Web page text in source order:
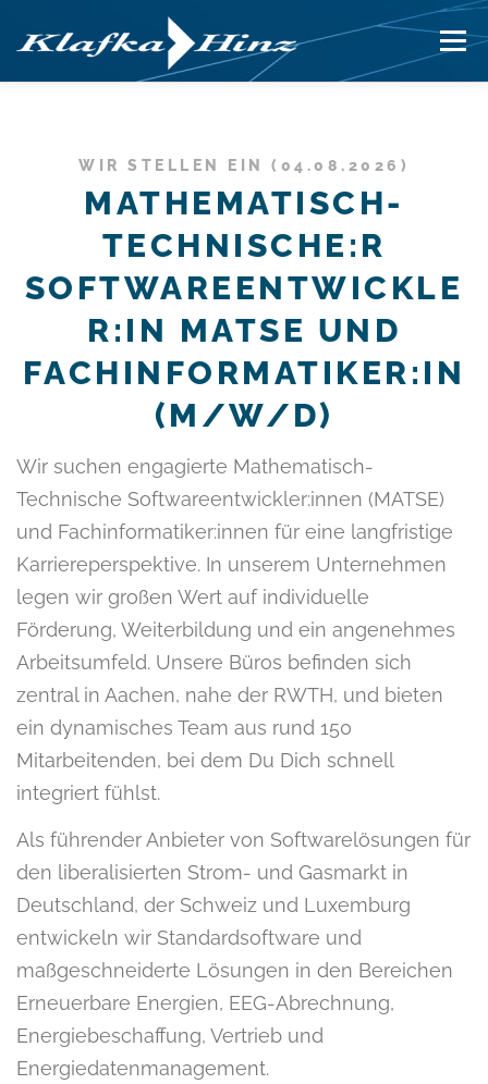
Inhalt
springen
Menü
UNTERNEHMEN KARRIERE SUPPORT
WIR STELLEN EIN (04.08.2026)
MATHEMATISCH-
TECHNISCHE:R
SOFTWAREENTWICKLE
R:IN MATSE UND
FACHINFORMATIKER:IN
(M/W/D)
Wir suchen engagierte Mathematisch-
Technische Softwareentwickler:innen (MATSE)
und Fachinformatiker:innen für eine langfristige
Karriereperspektive. In unserem Unternehmen
legen wir großen Wert auf individuelle
Förderung, Weiterbildung und ein angenehmes
Arbeitsumfeld. Unsere Büros befinden sich
zentral in Aachen, nahe der RWTH, und bieten
ein dynamisches Team aus rund 150
Mitarbeitenden, bei dem Du Dich schnell
integriert fühlst.
Als führender Anbieter von Softwarelösungen für
den liberalisierten Strom- und Gasmarkt in
Deutschland, der Schweiz und Luxemburg
entwickeln wir Standardsoftware und
maßgeschneiderte Lösungen in den Bereichen
Erneuerbare Energien, EEG-Abrechnung,
Energiebeschaffung, Vertrieb und
Energiedatenmanagement.